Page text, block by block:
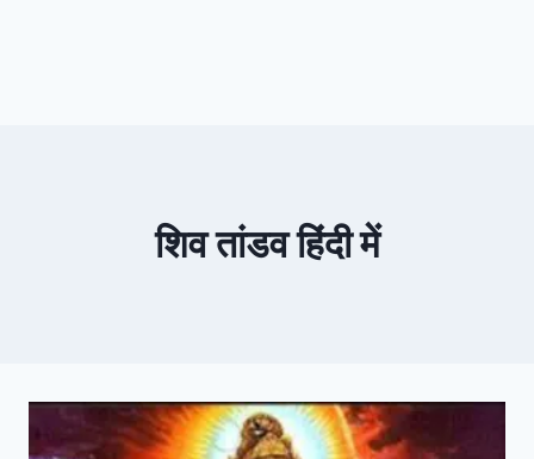
शिव तांडव हिंदी में